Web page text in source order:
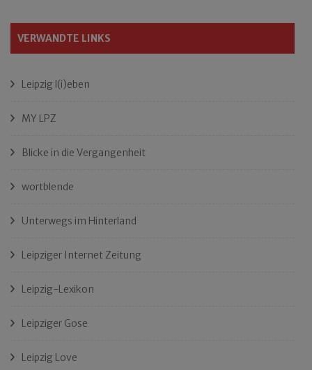
VERWANDTE LINKS
Leipzig l(i)eben
MY LPZ
Blicke in die Vergangenheit
wortblende
Unterwegs im Hinterland
Leipziger Internet Zeitung
Leipzig-Lexikon
Leipziger Gose
Leipzig Love